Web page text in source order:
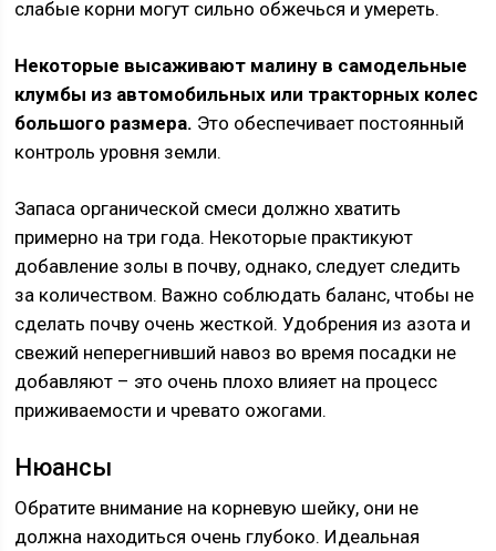
слабые корни могут сильно обжечься и умереть.
Некоторые высаживают малину в самодельные
клумбы из автомобильных или тракторных колес
большого размера. Это обеспечивает постоянный
контроль уровня земли.
Запаса органической смеси должно хватить
примерно на три года. Некоторые практикуют
добавление золы в почву, однако, следует следить
за количеством. Важно соблюдать баланс, чтобы не
сделать почву очень жесткой. Удобрения из азота и
свежий неперегнивший навоз во время посадки не
добавляют – это очень плохо влияет на процесс
приживаемости и чревато ожогами.
Нюансы
Обратите внимание на корневую шейку, они не
должна находиться очень глубоко. Идеальная